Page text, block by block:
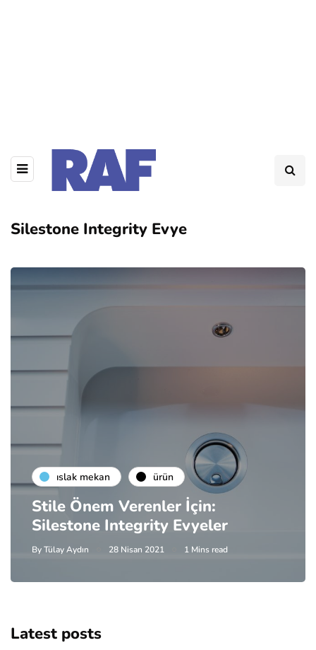
Silestone Integrity Evye
islak mekan ürün
Stile Önem Verenler İçin:
Silestone Integrity Evyeler
ByTülay Aydın 28 Nisan 2021 1 Mins read
Latest posts